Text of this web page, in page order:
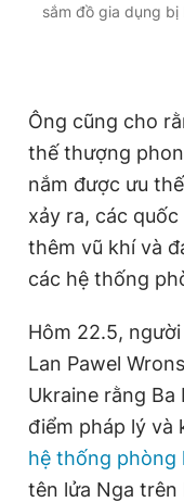
sắm đồ gia dụng
Ông cũng cho
thế thượng
nắm được ưu
xảy ra, các quốc
thêm vũ khí và
các hệ thống
Hôm 22.5,
Lan Pawel
Ukraine rằng Ba
điểm pháp lý và
hệ thống phòng
tên lửa Nga trên